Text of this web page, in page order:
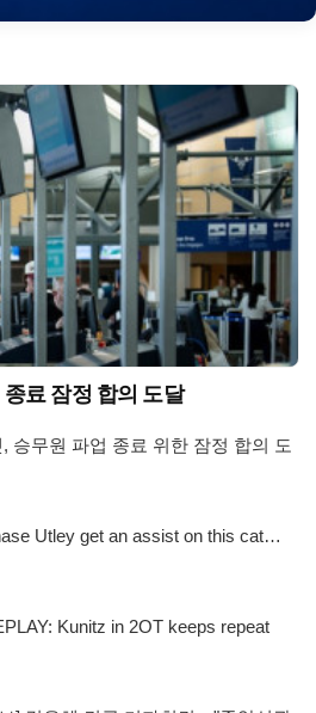
료 잠정 합의 도달
승무원 파업 종료 위한 잠정 합의 도
Utley get an assist on this cat…
Kunitz in 2OT keeps repeat